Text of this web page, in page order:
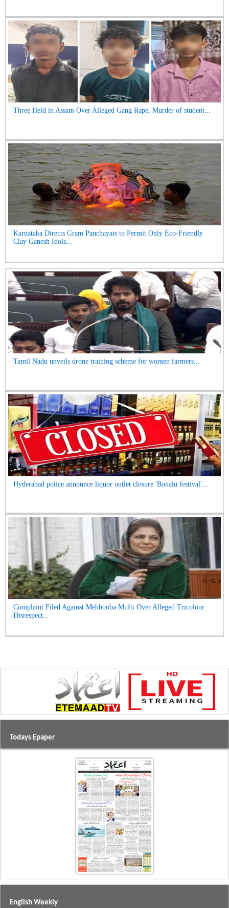
Three Held in Assam Over Alleged Gang Rape, Murder of student...
Karnataka Directs Gram Panchayats to Permit Only Eco-Friendly
Clay Ganesh Idols...
Tamil Nadu unveils drone training scheme for women farmers...
Hyderabad police announce liquor outlet closure 'Bonalu festival'...
Complaint Filed Against Mehbooba Mufti Over Alleged Tricolour
Disrespect...
Todays Epaper
English Weekly